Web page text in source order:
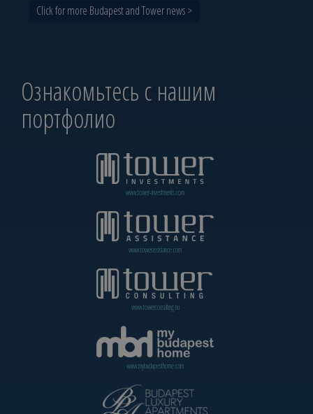
Click for more Budapest and Tower news >
Ознакомьтесь с нашим
портфолио
www.tower-investments.com
www.towerassistance.com
www.towerconsulting.hu
www.mybudapesthome.com